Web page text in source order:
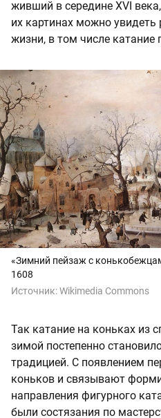
живший в середине XVI
их картинах можно
жизни, в том числе катание
«Зимний пейзаж с
1608
Источник:Wikimedia Commons
Так катание на коньках из
зимой постепенно
традицией. С появлением
коньков и связывают
направления фигурного
были состязания по